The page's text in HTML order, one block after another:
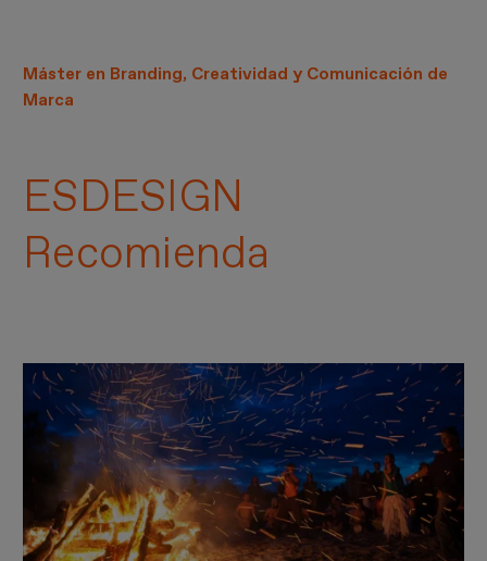
Máster en Branding, Creatividad y Comunicación de
Marca
ESDESIGN
Recomienda